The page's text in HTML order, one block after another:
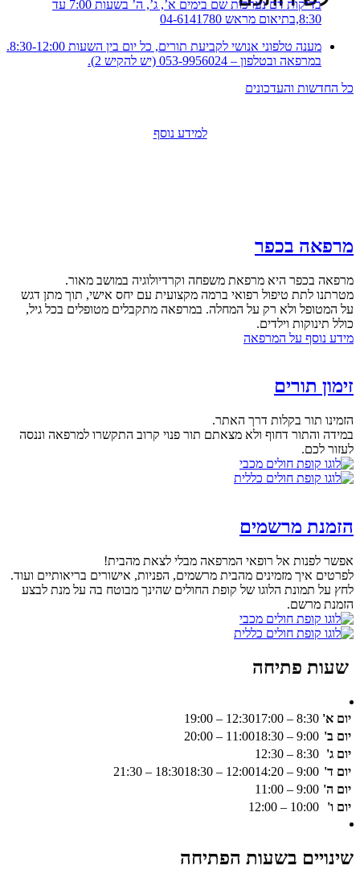
בדיקות דם נערכות שם בימים א’, ג’, ה’ בשעות 7:00 עד
8:30,בתיאום מראש 04-6141780
מענה טלפוני אנושי לקביעת תורים, כל יום בין השעות 8:30-12:00.
במרפאה ובטלפון – 053-9956024 (יש להקיש 2).
כל החדשות והעדכונים
למידע נוסף
מרפאה בכפר
מרפאה בכפר היא מרפאת משפחה וקרדיולוגיה במושב מאור.
מטרתנו לתת טיפול רפואי ברמה מקצועית עם יחס אישי, תוך מתן דגש
על המטופל ולא רק על המחלה. במרפאה מתקבלים מטופלים בכל גיל,
כולל תינוקות וילדים.
מידע נוסף על המרפאה
זימון תורים
הזמינו תור בקלות דרך האתר.
במידה והתור דחוף ולא מצאתם תור פנוי קרוב התקשרו למרפאה וננסה
לעזור לכם.
הזמנת מרשמים
אפשר לפנות אל רופאי המרפאה מבלי לצאת מהבית!
לפרטים איך מזמינים מהבית מרשמים, הפניות, אישורים בריאותיים ועוד.
לחץ על תמונת הלוגו של קופת החולים שהינך מבוטח בה על מנת לבצע
הזמנת מרשם.
שעות פתיחה
יום א' 8:30 – 12:30
17:00 – 19:00
יום ב' 9:00 – 11:00
18:30 – 20:00
יום ג' 8:30 – 12:30
יום ד' 9:00 – 12:00
14:20 – 18:30
18:30 – 21:30
יום ה' 9:00 – 11:00
יום ו'
10:00 – 12:00
שינויים בשעות הפתיחה